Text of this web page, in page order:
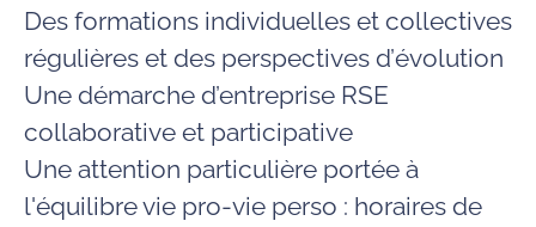
Des formations individuelles et collectives
régulières et des perspectives d’évolution
Une démarche d’entreprise RSE
collaborative et participative
Une attention particulière portée à
l'équilibre vie pro-vie perso : horaires de